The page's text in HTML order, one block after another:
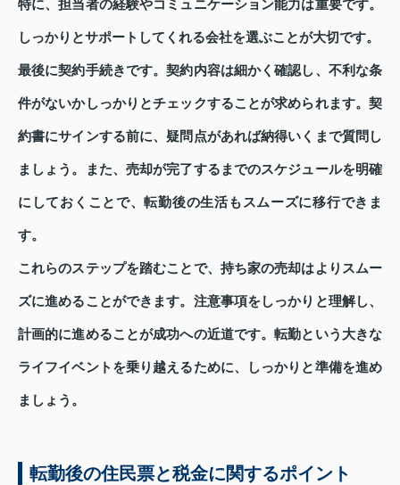
特に、担当者の経験やコミュニケーション能力は重要です。
しっかりとサポートしてくれる会社を選ぶことが大切です。
最後に契約手続きです。契約内容は細かく確認し、不利な条
件がないかしっかりとチェックすることが求められます。契
約書にサインする前に、疑問点があれば納得いくまで質問し
ましょう。また、売却が完了するまでのスケジュールを明確
にしておくことで、転勤後の生活もスムーズに移行できま
す。
これらのステップを踏むことで、持ち家の売却はよりスムー
ズに進めることができます。注意事項をしっかりと理解し、
計画的に進めることが成功への近道です。転勤という大きな
ライフイベントを乗り越えるために、しっかりと準備を進め
ましょう。
転勤後の住民票と税金に関するポイント